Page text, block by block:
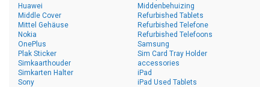
Huawei
Middenbehuizing
Middle Cover
Mittel Gehäuse
Nokia
OnePlus
Plak Sticker
Refurbished Tablets
Refurbished Telefone
Refurbished Telefoons
Samsung
Sim Card Tray Holder
Simkaarthouder
Simkarten Halter
Sony
accessories
iPad
iPad Used Tablets